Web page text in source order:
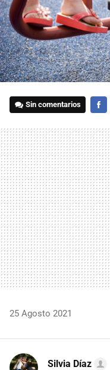
Sin comentarios
25 Agosto 2021
Silvia Díaz